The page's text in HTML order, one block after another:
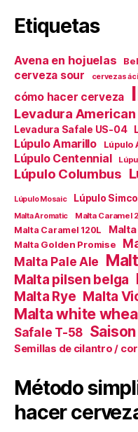
Etiquetas
Avena en hojuelas
cerveza sour cervezas
cómo hacer cerveza
Levadura
Levadura Safale US-04
Lúpulo Amarillo Lúpulo
Lúpulo Centennial
Lúpulo Columbus
Lúpulo Mosaic Lúpulo
Malta Aromatic Malta Caramel
Malta Caramel 120L
Malta Golden Promise
Malta Pale Ale
Malta pilsen belga
Malta Rye Malta
Malta white
Safale T-58 Saison
Semillas de cilantro /
Método
hacer